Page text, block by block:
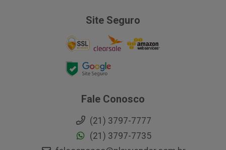
Site Seguro
Fale Conosco
(21) 3797-7777
(21) 3797-7735